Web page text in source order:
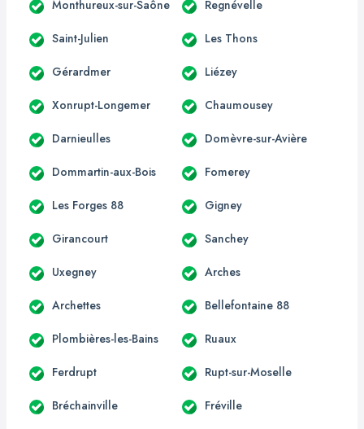
Monthureux-sur-Saône Regnévelle
Saint-Julien Les Thons
Gérardmer Liézey
Xonrupt-Longemer Chaumousey
Darnieulles Domèvre-sur-Avière
Dommartin-aux-Bois Fomerey
Les Forges 88 Gigney
Girancourt Sanchey
Uxegney Arches
Archettes Bellefontaine 88
Plombières-les-Bains Ruaux
Ferdrupt Rupt-sur-Moselle
Bréchainville Fréville